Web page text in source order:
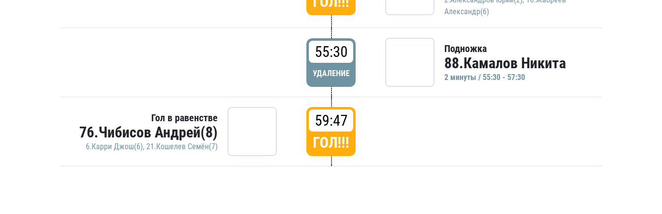
Александр(6)
55:30
УДАЛЕНИЕ
Подножка
88.Камалов Никита
2 минуты / 55:30 - 57:30
Гол в равенстве
76.Чибисов Андрей(8)
6.Карри Джош(6), 21.Кошелев Семён(7)
59:47
ГОЛ!!!